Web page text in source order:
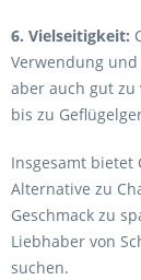
6. Vielseitigkeit:
Verwendung
aber auch gut zu
bis zu
Insgesamt bietet
Alternative zu
Geschmack zu
Liebhaber von
suchen.